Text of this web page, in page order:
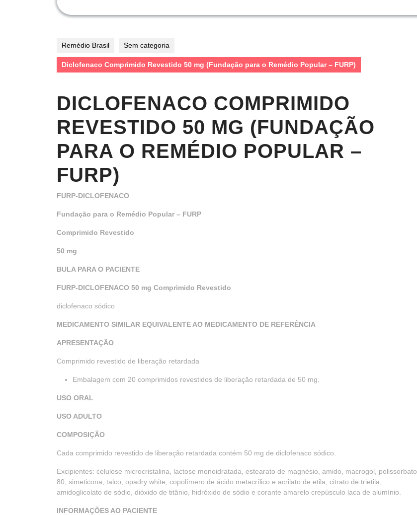
Remédio Brasil Sem categoria
Diclofenaco Comprimido Revestido 50 mg (Fundação para o Remédio Popular – FURP)
DICLOFENACO COMPRIMIDO
REVESTIDO 50 MG (FUNDAÇÃO
PARA O REMÉDIO POPULAR –
FURP)
FURP-DICLOFENACO
Fundação para o Remédio Popular – FURP
Comprimido Revestido
50 mg
BULA PARA O PACIENTE
FURP-DICLOFENACO 50 mg Comprimido Revestido
diclofenaco sódico
MEDICAMENTO SIMILAR EQUIVALENTE AO MEDICAMENTO DE REFERÊNCIA
APRESENTAÇÃO
Comprimido revestido de liberação retardada
Embalagem com 20 comprimidos revestidos de liberação retardada de 50 mg.
USO ORAL
USO ADULTO
COMPOSIÇÃO
Cada comprimido revestido de liberação retardada contém 50 mg de diclofenaco sódico.
Excipientes: celulose microcristalina, lactose monoidratada, estearato de magnésio, amido, macrogol, polissorbato
80, simeticona, talco, opadry white, copolímero de ácido metacrílico e acrilato de etila, citrato de trietila,
amidoglicolato de sódio, dióxido de titânio, hidróxido de sódio e corante amarelo crepúsculo laca de alumínio.
INFORMAÇÕES AO PACIENTE